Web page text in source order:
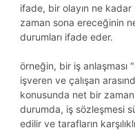
ifade, bir olayın ne
zaman sona ereceğinin
durumları ifade eder.
örneğin, bir iş anlaşması
işveren ve çalışan
konusunda net bir
durumda, iş sözleşmesi
edilir ve tarafların